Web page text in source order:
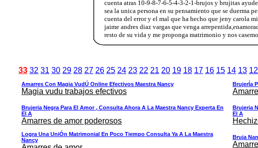
cuenta atras 10-9-8-7-6-5-4-3-2-1-brujos y brujitas
sea la unica persona en su pensamiento que se duerma
cuenta del error y el mal que ha hecho que jeny carola
jaime andres diaz vargas que venga
resto de su vida y me proponga matrimonio y nos
33 32 31 30 29 28 27 26 25 24 23 22 21 20 19 18 17 16 15 14 13 12
Amarres Con Magia VudÚ Online Efectivos Maestra Nancy
Magia vudu trabajos efectivos
BrujerÍa
Brujeria Negra Para El Amor , Consulta Ahora A La Maestra Nancy Experta En
El A
Amarres de amor poderosos
Brujeria
El A
Logra Una UniÓn Matrimonial En Poco Tiempo Consulta Ya A La Maestra
Nancy
Bruja